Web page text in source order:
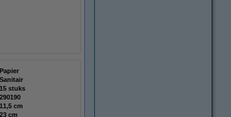
Papier
Sanitair
15 stuks
290190
11,5 cm
23 cm